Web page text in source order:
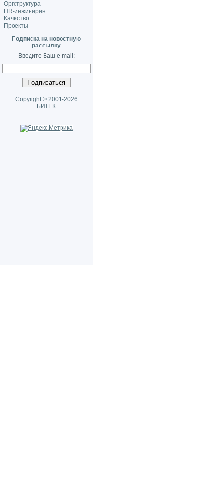
Оргструктура
HR-инжиниринг
Качество
Проекты
Подписка на новостную
рассылку
Введите Ваш e-mail:
Copyright © 2001-2026
БИТЕК